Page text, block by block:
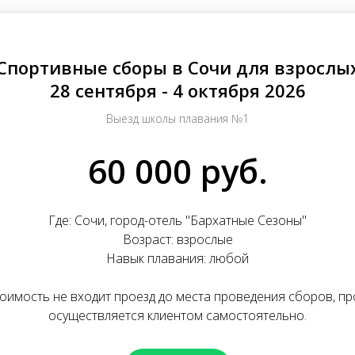
сборы в Сочи для
28 сентября - 4 октября 2026
Выезд школы плавания №1
60 000 руб.
Где: Сочи, город-отель "Бархатные Сезоны"
Возраст: взрослые
Навык плавания: любой
не входит проезд до места проведения сборов,
осуществляется клиентом самостоятельно.